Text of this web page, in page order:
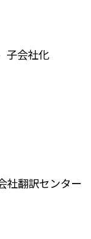
子会社化
社翻訳センター